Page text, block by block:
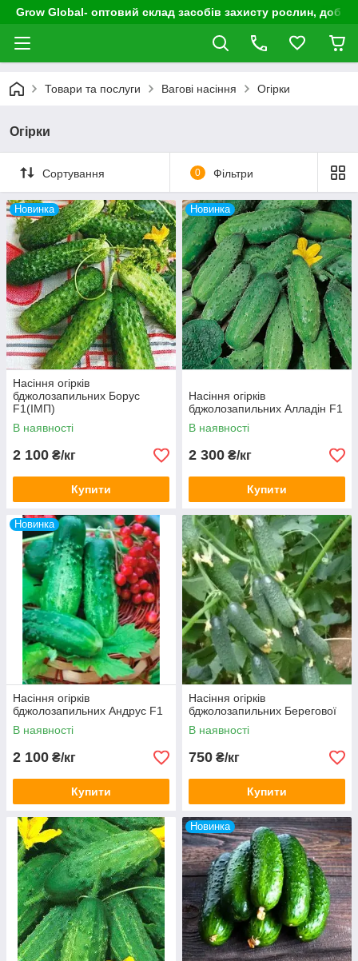
Grow Global- оптовий склад засобів захисту рослин,
Товари та послуги Вагові насіння Огірки
Огірки
Сортування 0 Фільтри
Новинка
Насіння огірків
бджолозапильних Борус
F1(ІМП)
В наявності
2 100 ₴/кг
Купити
Новинка
Насіння огірків
бджолозапильних Алладін F1
В наявності
2 300 ₴/кг
Купити
Новинка
Насіння огірків
бджолозапильних Андрус F1
В наявності
2 100 ₴/кг
Купити
Насіння огірків
бджолозапильних Берегової
В наявності
750 ₴/кг
Купити
Новинка